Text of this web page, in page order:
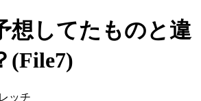
想してたものと違
(File7)